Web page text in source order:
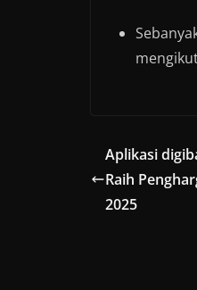
Aplikasi
Raih
2025